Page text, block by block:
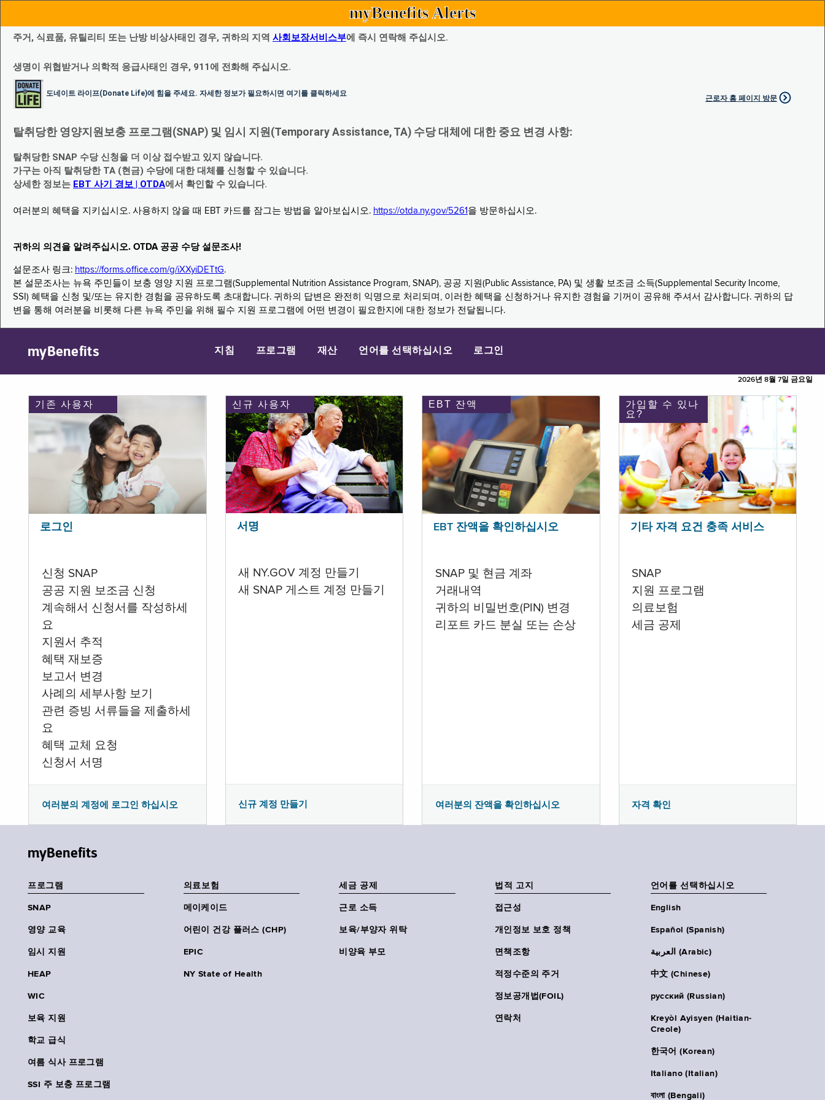
myBenefits Alerts
주거, 식료품, 유틸리티 또는 난방 비상사태인 경우, 귀하의 지역 사회보장서비스부에 즉시 연락해 주십시오.
생명이 위협받거나 의학적 응급사태인 경우, 911에 전화해 주십시오.
도네이트 라이프(Donate Life)에 힘을 주세요. 자세한 정보가 필요하시면 여기를 클릭하세요
근로자 홈 페이지 방문
탈취당한 영양지원보충 프로그램(SNAP) 및 임시 지원(Temporary Assistance, TA) 수당 대체에 대한 중요 변경 사항:
탈취당한 SNAP 수당 신청을 더 이상 접수받고 있지 않습니다.
가구는 아직 탈취당한 TA (현금) 수당에 대한 대체를 신청할 수 있습니다.
상세한 정보는 EBT 사기 경보 | OTDA에서 확인할 수 있습니다.
여러분의 혜택을 지키십시오. 사용하지 않을 때 EBT 카드를 잠그는 방법을 알아보십시오. https://otda.ny.gov/5261 을 방문하십시오.
귀하의 의견을 알려주십시오. OTDA 공공 수당 설문조사!
설문조사 링크: https://forms.office.com/g/iXXyiDETtG.
본 설문조사는 뉴욕 주민들이 보충 영양 지원 프로그램(Supplemental Nutrition Assistance Program, SNAP), 공공 지원(Public Assistance, PA) 및 생활 보조금 소득(Supplemental Security Income,
SSI) 혜택을 신청 및/또는 유지한 경험을 공유하도록 초대합니다. 귀하의 답변은 완전히 익명으로 처리되며, 이러한 혜택을 신청하거나 유지한 경험을 기꺼이 공유해 주셔서 감사합니다. 귀하의 답
변을 통해 여러분을 비롯해 다른 뉴욕 주민을 위해 필수 지원 프로그램에 어떤 변경이 필요한지에 대한 정보가 전달됩니다.
myBenefits 지침 프로그램 재산 언어를 선택하십시오 로그인
2026년 8월 7일 금요일
기존 사용자
로그인
신청 SNAP
공공 지원 보조금 신청
계속해서 신청서를 작성하세
요
지원서 추적
혜택 재보증
보고서 변경
사례의 세부사항 보기
관련 증빙 서류들을 제출하세
요
혜택 교체 요청
신청서 서명
여러분의 계정에 로그인 하십시오
신규 사용자
서명
새 NY.GOV 계정 만들기
새 SNAP 게스트 계정 만들기
신규 계정 만들기
EBT 잔액
EBT 잔액을 확인하십시오
SNAP 및 현금 계좌
거래내역
귀하의 비밀번호(PIN) 변경
리포트 카드 분실 또는 손상
여러분의 잔액을 확인하십시오
가입할 수 있나
요?
기타 자격 요건 충족 서비스
SNAP
지원 프로그램
의료보험
세금 공제
자격 확인
myBenefits
프로그램
SNAP
영양 교육
임시 지원
HEAP
WIC
보육 지원
학교 급식
여름 식사 프로그램
SSI 주 보충 프로그램
의료보험
메이케이드
어린이 건강 플러스 (CHP)
EPIC
NY State of Health
세금 공제
근로 소득
보육/부양자 위탁
비양육 부모
법적 고지
접근성
개인정보 보호 정책
면책조항
적정수준의 주거
정보공개법(FOIL)
연락처
언어를 선택하십시오
English
Español (Spanish)
العربية (Arabic)
中文 (Chinese)
русский (Russian)
Kreyòl Ayisyen (Haitian-
Creole)
한국어 (Korean)
Italiano (Italian)
বাংলা (Bengali)